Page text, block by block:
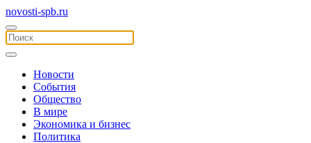
novosti-spb.ru
Новости
События
Общество
В мире
Экономика и бизнес
Политика